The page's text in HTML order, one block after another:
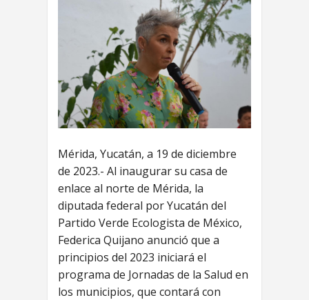
Mérida, Yucatán, a 19 de diciembre
de 2023.- Al inaugurar su casa de
enlace al norte de Mérida, la
diputada federal por Yucatán del
Partido Verde Ecologista de México,
Federica Quijano anunció que a
principios del 2023 iniciará el
programa de Jornadas de la Salud en
los municipios, que contará con